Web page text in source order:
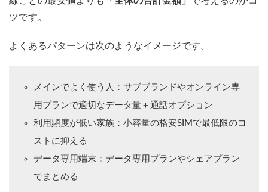
ツです。
よくあるパターンは次のようなイメージです。
メインでよく使う人：サブブランドやオンライン専
用プランで適切なデータ量＋通話オプション
利用頻度が低い家族：小容量の格安SIMで最低限のコ
ストに抑える
データ専用端末：データ専用プランやシェアプラン
でまとめる